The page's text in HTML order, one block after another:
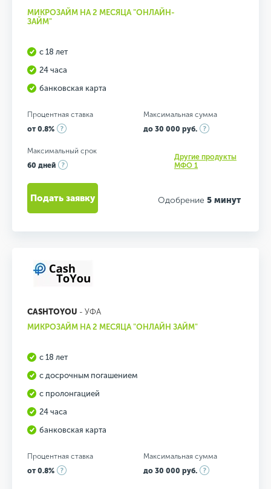
МИКРОЗАЙМ НА 2 МЕСЯЦА "ОНЛАЙН-
ЗАЙМ"
с 18 лет
24 часа
банковская карта
Процентная ставка
от 0.8%
Максимальная сумма
до 30 000 руб.
Максимальный срок
60 дней
Другие продукты
МФО 1
Одобрение 5 минут
Подать заявку
CASHTOYOU - УФА
МИКРОЗАЙМ НА 2 МЕСЯЦА "ОНЛАЙН ЗАЙМ"
с 18 лет
с досрочным погашением
с пролонгацией
24 часа
банковская карта
Процентная ставка
от 0.8%
Максимальная сумма
до 30 000 руб.